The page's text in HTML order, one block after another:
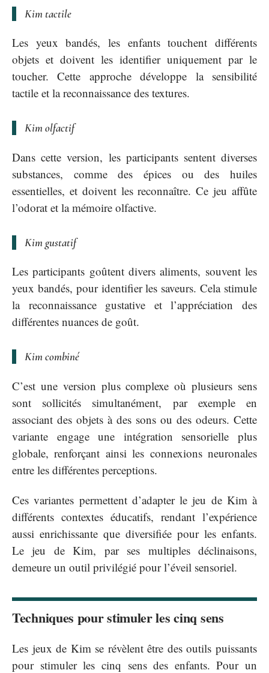
Kim tactile
Les yeux bandés, les enfants touchent différents
objets et doivent les identifier uniquement par le
toucher. Cette approche développe la sensibilité
tactile et la reconnaissance des textures.
Kim olfactif
Dans cette version, les participants sentent diverses
substances, comme des épices ou des huiles
essentielles, et doivent les reconnaître. Ce jeu affûte
l’odorat et la mémoire olfactive.
Kim gustatif
Les participants goûtent divers aliments, souvent les
yeux bandés, pour identifier les saveurs. Cela stimule
la reconnaissance gustative et l’appréciation des
différentes nuances de goût.
Kim combiné
C’est une version plus complexe où plusieurs sens
sont sollicités simultanément, par exemple en
associant des objets à des sons ou des odeurs. Cette
variante engage une intégration sensorielle plus
globale, renforçant ainsi les connexions neuronales
entre les différentes perceptions.
Ces variantes permettent d’adapter le jeu de Kim à
différents contextes éducatifs, rendant l’expérience
aussi enrichissante que diversifiée pour les enfants.
Le jeu de Kim, par ses multiples déclinaisons,
demeure un outil privilégié pour l’éveil sensoriel.
Techniques pour stimuler les cinq sens
Les jeux de Kim se révèlent être des outils puissants
pour stimuler les cinq sens des enfants. Pour un